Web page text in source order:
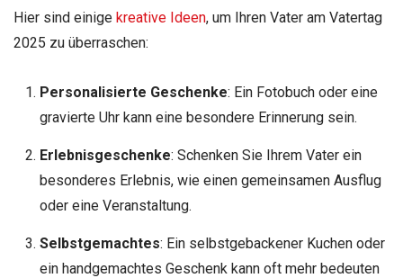
Hier sind einige kreative Ideen, um Ihren Vater am Vatertag
2025 zu überraschen:
Personalisierte Geschenke: Ein Fotobuch oder eine
gravierte Uhr kann eine besondere Erinnerung sein.
Erlebnisgeschenke: Schenken Sie Ihrem Vater ein
besonderes Erlebnis, wie einen gemeinsamen Ausflug
oder eine Veranstaltung.
Selbstgemachtes: Ein selbstgebackener Kuchen oder
ein handgemachtes Geschenk kann oft mehr bedeuten